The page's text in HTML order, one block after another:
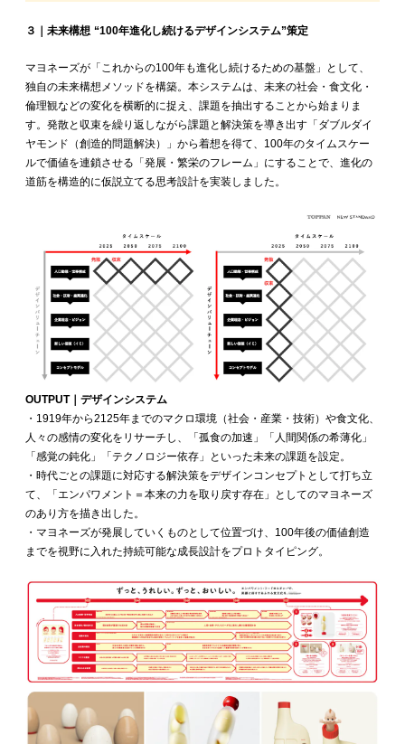
３｜未来構想 “100年進化し続けるデザインシステム”策定
マヨネーズが「これからの100年も進化し続けるための基盤」として、
独自の未来構想メソッドを構築。本システムは、未来の社会・食文化・
倫理観などの変化を横断的に捉え、課題を抽出することから始まりま
す。発散と収束を繰り返しながら課題と解決策を導き出す「ダブルダイ
ヤモンド（創造的問題解決）」から着想を得て、100年のタイムスケー
ルで価値を連鎖させる「発展・繁栄のフレーム」にすることで、進化の
道筋を構造的に仮説立てる思考設計を実装しました。
OUTPUT｜デザインシステム
・1919年から2125年までのマクロ環境（社会・産業・技術）や食文化、
人々の感情の変化をリサーチし、「孤食の加速」「人間関係の希薄化」
「感覚の鈍化」「テクノロジー依存」といった未来の課題を設定。
・時代ごとの課題に対応する解決策をデザインコンセプトとして打ち立
て、「エンパワメント＝本来の力を取り戻す存在」としてのマヨネーズ
のあり方を描き出した。
・マヨネーズが発展していくものとして位置づけ、100年後の価値創造
までを視野に入れた持続可能な成長設計をプロトタイピング。